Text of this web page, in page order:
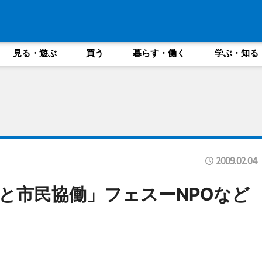
見る・遊ぶ 買う 暮らす・働く 学ぶ・知る
2009.02.04
市民協働」フェスーNPOなど